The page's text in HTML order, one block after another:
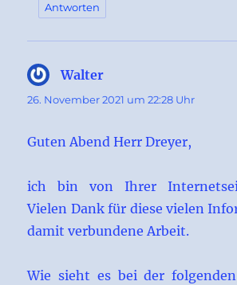
Antworten
Walter
26. November 2021 um 22:28 Uhr
Guten Abend Herr Dreyer,
ich bin von Ihrer
Vielen Dank für diese vielen
damit verbundene Arbeit.
Wie sieht es bei der